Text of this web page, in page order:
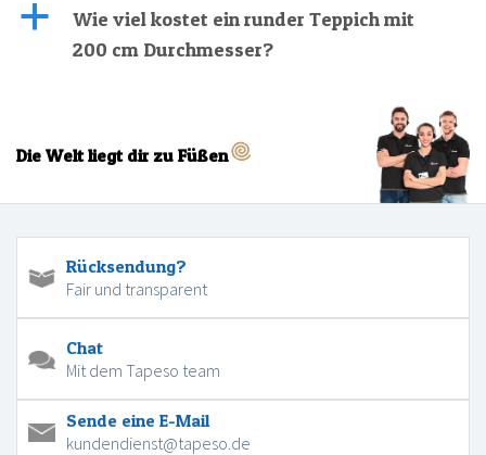
a
Wie viel kostet ein runder Teppich mit
200 cm Durchmesser?
Die Welt liegt dir zu Füßen
Rücksendung?
Fair und transparent
Chat
Mit dem Tapeso team
Sende eine E-Mail
kundendienst@tapeso.de